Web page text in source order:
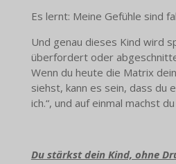
Es lernt: Meine Gefühle sind
Und genau dieses Kind wird
überfordert oder
Wenn du heute die Matrix
siehst, kann es sein, dass du
ich.“, und auf einmal machst
Du stärkst dein Kind, ohne